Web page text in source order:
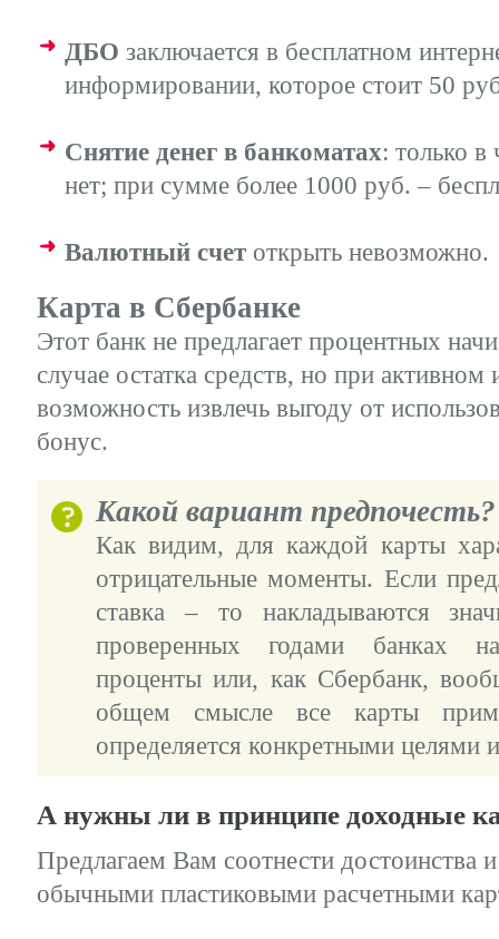
ДБО заключается в бесплатном
информировании, которое стоит 50
Снятие денег в банкоматах: только
нет; при сумме более 1000 руб. –
Валютный счет открыть невозможно.
Карта в Сбербанке
Этот банк не предлагает процентных
случае остатка средств, но при активном
возможность извлечь выгоду от
бонус.
Какой вариант предпочесть?
Как видим, для каждой карты
отрицательные моменты. Если
ставка – то накладываются
проверенных годами банках
проценты или, как Сбербанк,
общем смысле все карты
определяется конкретными целями
А нужны ли в принципе доходные
Предлагаем Вам соотнести достоинства
обычными пластиковыми расчетными